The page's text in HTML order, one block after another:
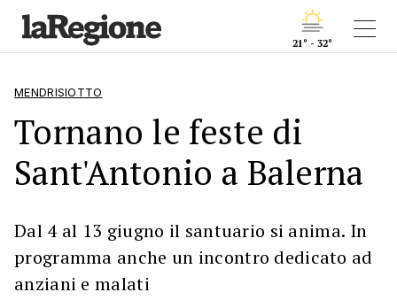
21° - 32°
MENDRISIOTTO
Tornano le feste di
Sant'Antonio a Balerna
Dal 4 al 13 giugno il santuario si anima. In
programma anche un incontro dedicato ad
anziani e malati